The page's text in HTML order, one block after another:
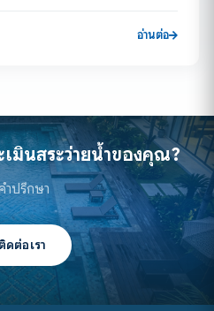
อ่านต่อ
เมินสระว่ายน้ำของคุณ?
ำปรึกษา
ดต่อเรา